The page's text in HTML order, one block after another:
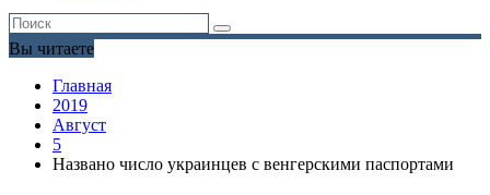
Вы читаете
Главная
2019
Август
5
Названо число украинцев с венгерскими паспортами